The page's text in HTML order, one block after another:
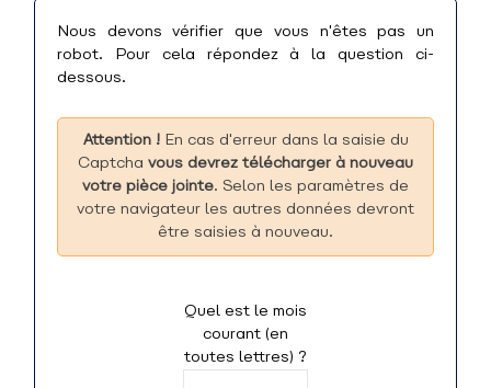
Nous devons vérifier que vous n'êtes pas un
robot. Pour cela répondez à la question ci-
dessous.
Attention !En cas d'erreur dans la saisie du
Captcha vous devrez télécharger à nouveau
votre pièce jointe. Selon les paramètres de
votre navigateur les autres données devront
être saisies à nouveau.
Quel est le mois
courant (en
toutes lettres) ?